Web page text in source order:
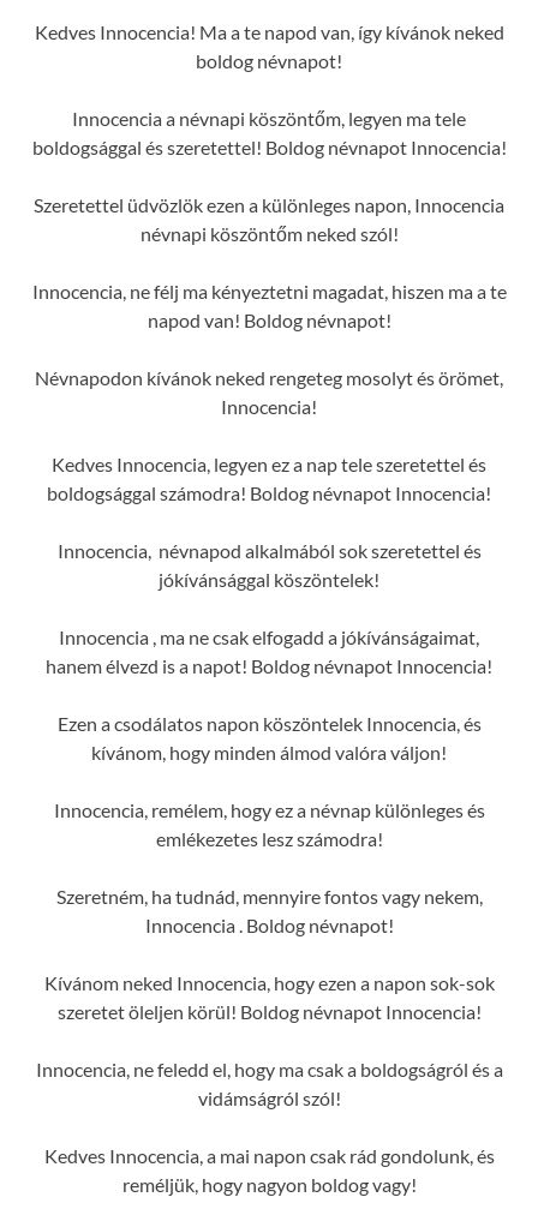
Kedves Innocencia! Ma a te napod van, így kívánok neked
boldog névnapot!
Innocencia a névnapi köszöntőm, legyen ma tele
boldogsággal és szeretettel! Boldog névnapot Innocencia!
Szeretettel üdvözlök ezen a különleges napon, Innocencia
névnapi köszöntőm neked szól!
Innocencia, ne félj ma kényeztetni magadat, hiszen ma a te
napod van! Boldog névnapot!
Névnapodon kívánok neked rengeteg mosolyt és örömet,
Innocencia!
Kedves Innocencia, legyen ez a nap tele szeretettel és
boldogsággal számodra! Boldog névnapot Innocencia!
Innocencia, névnapod alkalmából sok szeretettel és
jókívánsággal köszöntelek!
Innocencia , ma ne csak elfogadd a jókívánságaimat,
hanem élvezd is a napot! Boldog névnapot Innocencia!
Ezen a csodálatos napon köszöntelek Innocencia, és
kívánom, hogy minden álmod valóra váljon!
Innocencia, remélem, hogy ez a névnap különleges és
emlékezetes lesz számodra!
Szeretném, ha tudnád, mennyire fontos vagy nekem,
Innocencia . Boldog névnapot!
Kívánom neked Innocencia, hogy ezen a napon sok-sok
szeretet öleljen körül! Boldog névnapot Innocencia!
Innocencia, ne feledd el, hogy ma csak a boldogságról és a
vidámságról szól!
Kedves Innocencia, a mai napon csak rád gondolunk, és
reméljük, hogy nagyon boldog vagy!